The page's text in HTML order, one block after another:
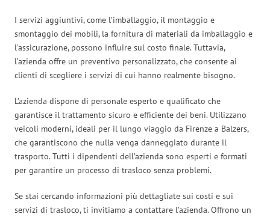
I servizi aggiuntivi, come l’imballaggio, il montaggio e
smontaggio dei mobili, la fornitura di materiali da imballaggio e
l’assicurazione, possono influire sul costo finale. Tuttavia,
l’azienda offre un preventivo personalizzato, che consente ai
clienti di scegliere i servizi di cui hanno realmente bisogno.
L’azienda dispone di personale esperto e qualificato che
garantisce il trattamento sicuro e efficiente dei beni. Utilizzano
veicoli moderni, ideali per il lungo viaggio da Firenze a Balzers,
che garantiscono che nulla venga danneggiato durante il
trasporto. Tutti i dipendenti dell’azienda sono esperti e formati
per garantire un processo di trasloco senza problemi.
Se stai cercando informazioni più dettagliate sui costi e sui
servizi di trasloco, ti invitiamo a contattare l’azienda. Offrono un